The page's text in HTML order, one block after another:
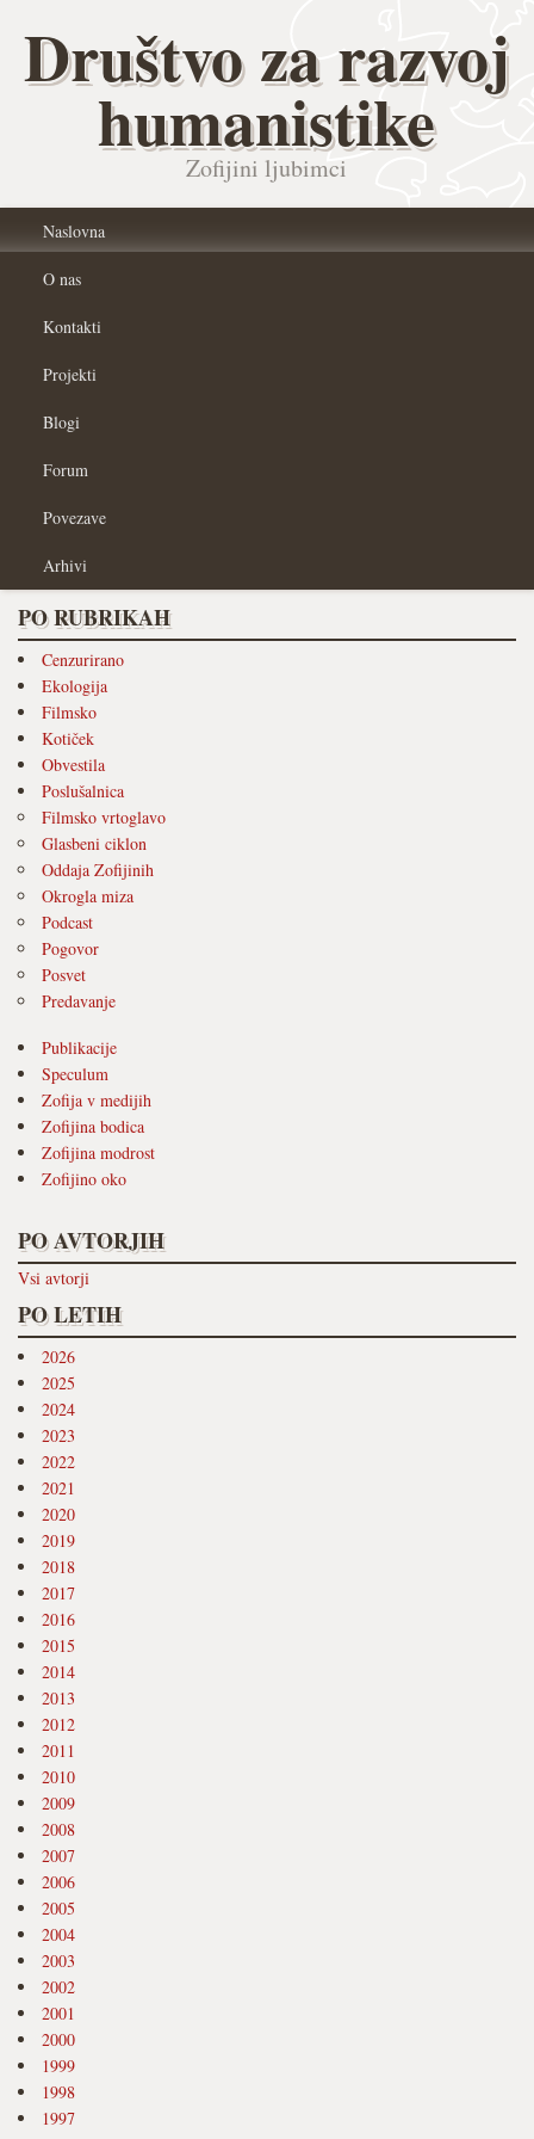
Društvo za razvoj
humanistike
Zofijini ljubimci
Naslovna
O nas
Kontakti
Projekti
Blogi
Forum
Povezave
Arhivi
PO RUBRIKAH
Cenzurirano
Ekologija
Filmsko
Kotiček
Obvestila
Poslušalnica
Filmsko vrtoglavo
Glasbeni ciklon
Oddaja Zofijinih
Okrogla miza
Podcast
Pogovor
Posvet
Predavanje
Publikacije
Speculum
Zofija v medijih
Zofijina bodica
Zofijina modrost
Zofijino oko
PO AVTORJIH
Vsi avtorji
PO LETIH
2026
2025
2024
2023
2022
2021
2020
2019
2018
2017
2016
2015
2014
2013
2012
2011
2010
2009
2008
2007
2006
2005
2004
2003
2002
2001
2000
1999
1998
1997